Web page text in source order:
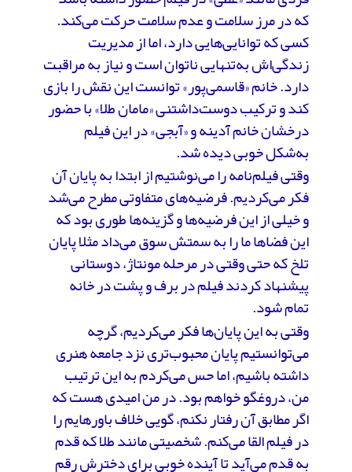
که در مرز سلامت و عدم سلامت حرکت می‌کند.
کسی که توانایی‌هایی دارد، اما از مدیریت
زندگی‌اش به‌تنهایی ناتوان است و نیاز به مراقبت
دارد. خانم «قاسمی‌پور» توانست این نقش را بازی
کند و ترکیب دوست‌داشتنی «مامان طلا» با حضور
درخشان خانم آدینه و «آبجی» در این فیلم
به‌شکل خوبی دیده شد.
وقتی فیلم‌نامه را می‌نوشتیم از ابتدا به پایان آن
فکر می‌کردیم. فرضیه‌های متفاوتی مطرح می‌شد
و خیلی از این فرضیه‌ها و گزینه‌ها طوری بود که
این فضاها ما را به سمتش سوق می‌داد مثلا پایان
تلخ که حتی وقتی در مرحله مونتاژ، دوستانی
پیشنهاد کردند فیلم در برف و پشت در خانه
تمام شود.
وقتی به این پایان‌ها فکر می‌کردیم، گرچه
می‌توانستیم پایان محبوب‌تری نزد جامعه هنری
داشته باشیم، اما حس می‌کردم به این ترتیب
من، دروغگو خواهم بود. در من امیدی هست که
اگر مطابق آن رفتار نکنم، گویی خلاف باورهایم را
در فیلم القا می‌کنم. شخصیتی مانند طلا که قدم
به قدم می‌آید تا آینده خوبی برای دخترش رقم